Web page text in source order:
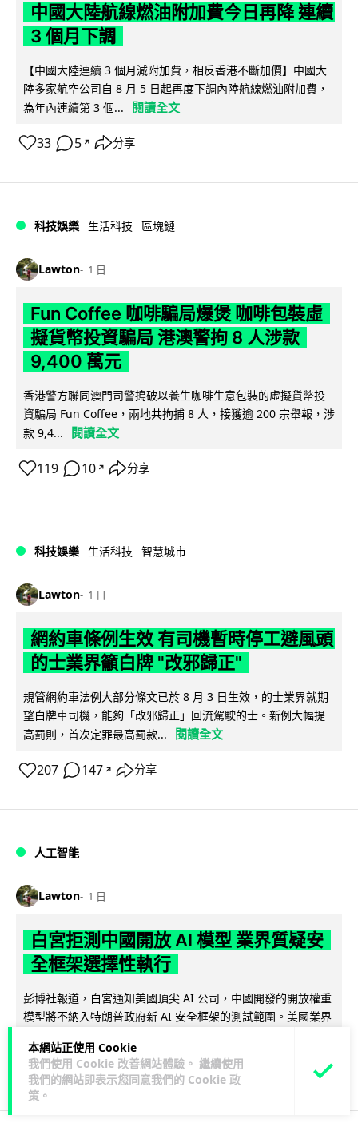
本網站正使用 Cookie
我們使用 Cookie 改善網站體驗。 繼續使用
我們的網站即表示您同意我們的 Cookie 政
策 。
中國大陸航線燃油附加費今日再降 連續
3 個月下調
【中國大陸連續 3 個月減附加費，相反香港不斷加價】中國大
陸多家航空公司自 8 月 5 日起再度下調內陸航線燃油附加費，
為年內連續第 3 個...
閱讀全文
33 5 ↗ 分享
科技娛樂 生活科技 區塊鏈
Lawton 1 日
Fun Coffee 咖啡騙局爆煲 咖啡包裝虛
擬貨幣投資騙局 港澳警拘 8 人涉款
9,400 萬元
香港警方聯同澳門司警搗破以養生咖啡生意包裝的虛擬貨幣投
資騙局 Fun Coffee，兩地共拘捕 8 人，接獲逾 200 宗舉報，涉
款 9,4...
閱讀全文
119 10 ↗ 分享
科技娛樂 生活科技 智慧城市
Lawton 1 日
網約車條例生效 有司機暫時停工避風頭
的士業界籲白牌 "改邪歸正"
規管網約車法例大部分條文已於 8 月 3 日生效，的士業界就期
望白牌車司機，能夠「改邪歸正」回流駕駛的士。新例大幅提
高罰則，首次定罪最高罰款...
閱讀全文
207 147 ↗ 分享
人工智能
Lawton 1 日
白宮拒測中國開放 AI 模型 業界質疑安
全框架選擇性執行
彭博社報道，白宮通知美國頂尖 AI 公司，中國開發的開放權重
模型將不納入特朗普政府新 AI 安全框架的測試範圍。美國業界
44 21 ↗ 分享